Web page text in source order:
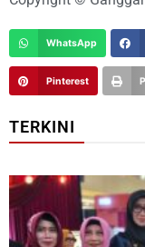
WhatsApp
Pinterest
TERKINI